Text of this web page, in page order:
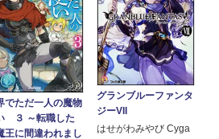
でただ一人の魔物
３ ～転職した
王に間違われまし
グランブルーファンタ
ジーVII
はせがわみやび Cyga